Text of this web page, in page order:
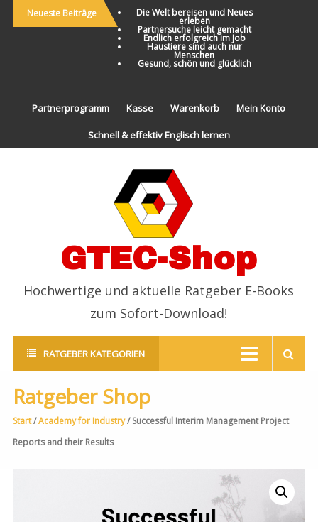
Neueste Beiträge Die Welt bereisen und Neues
erleben
Partnersuche leicht gemacht
Endlich erfolgreich im Job
Haustiere sind auch nur
Menschen
Gesund, schön und glücklich
Partnerprogramm Kasse Warenkorb Mein Konto
Schnell & effektiv Englisch lernen
GTEC-Shop
Hochwertige und aktuelle Ratgeber E-Books
zum Sofort-Download!
RATGEBER KATEGORIEN
Ratgeber Shop
Start/Academy for Industry/ Successful Interim Management Project
Reports and their Results